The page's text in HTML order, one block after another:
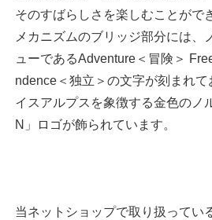
そのすばらしさを楽しむことがで
メカニズムのブリッジ部分には、
ューであるAdventure＜冒険＞
ndence＜独立＞の文字が刻まれ
イスアルプスを象徴する金色のノ
N」ロゴが飾られています。
当ネットショップで取り扱ってい